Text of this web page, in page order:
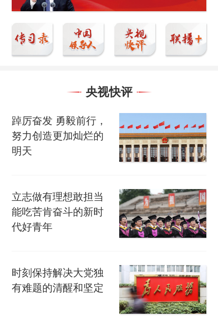
央视快评
踔厉奋发 勇毅前行，
努力创造更加灿烂的
明天
立志做有理想敢担当
能吃苦肯奋斗的新时
代好青年
时刻保持解决大党独
有难题的清醒和坚定